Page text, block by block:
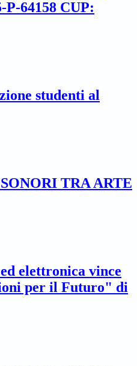
P-64158 CUP:
studenti al
TRA ARTE
elettronica vince
per il Futuro" di